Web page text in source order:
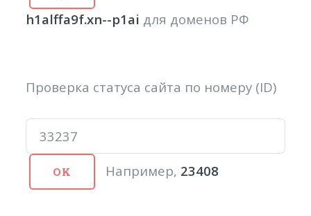
h1alffa9f.xn--p1ai для доменов РФ
Проверка статуса сайта по номеру (ID)
Например, 23408